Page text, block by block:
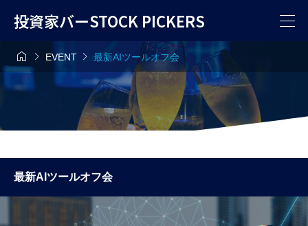
投資家バーSTOCK PICKERS
  EVENT  最新AIツールオフ会
最新AIツールオフ会